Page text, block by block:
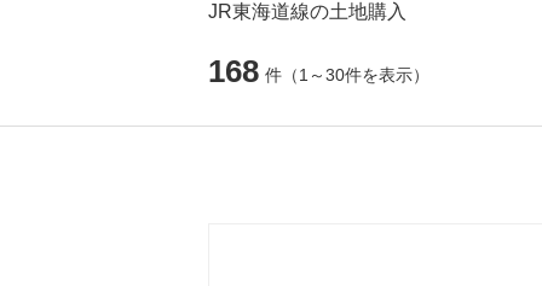
JR東海道線の土地購入
168 件 （1～30件を表示）